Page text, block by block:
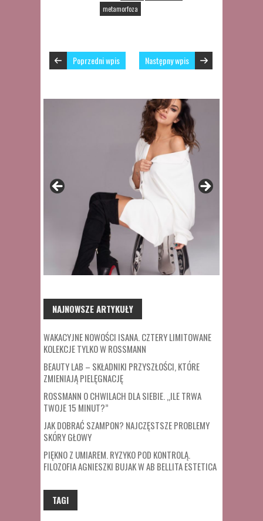
metamorfoza
Poprzedni wpis Następny wpis
NAJNOWSZE ARTYKUŁY
WAKACYJNE NOWOŚCI ISANA. CZTERY LIMITOWANE
KOLEKCJE TYLKO W ROSSMANN
BEAUTY LAB – SKŁADNIKI PRZYSZŁOŚCI, KTÓRE
ZMIENIAJĄ PIELĘGNACJĘ
ROSSMANN O CHWILACH DLA SIEBIE. „ILE TRWA
TWOJE 15 MINUT?”
JAK DOBRAĆ SZAMPON? NAJCZĘSTSZE PROBLEMY
SKÓRY GŁOWY
PIĘKNO Z UMIAREM. RYZYKO POD KONTROLĄ.
FILOZOFIA AGNIESZKI BUJAK W AB BELLITA ESTETICA
TAGI